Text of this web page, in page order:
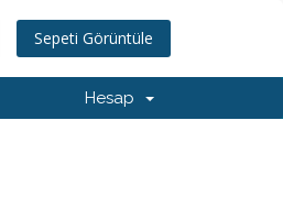
Sepeti Görüntüle
Hesap